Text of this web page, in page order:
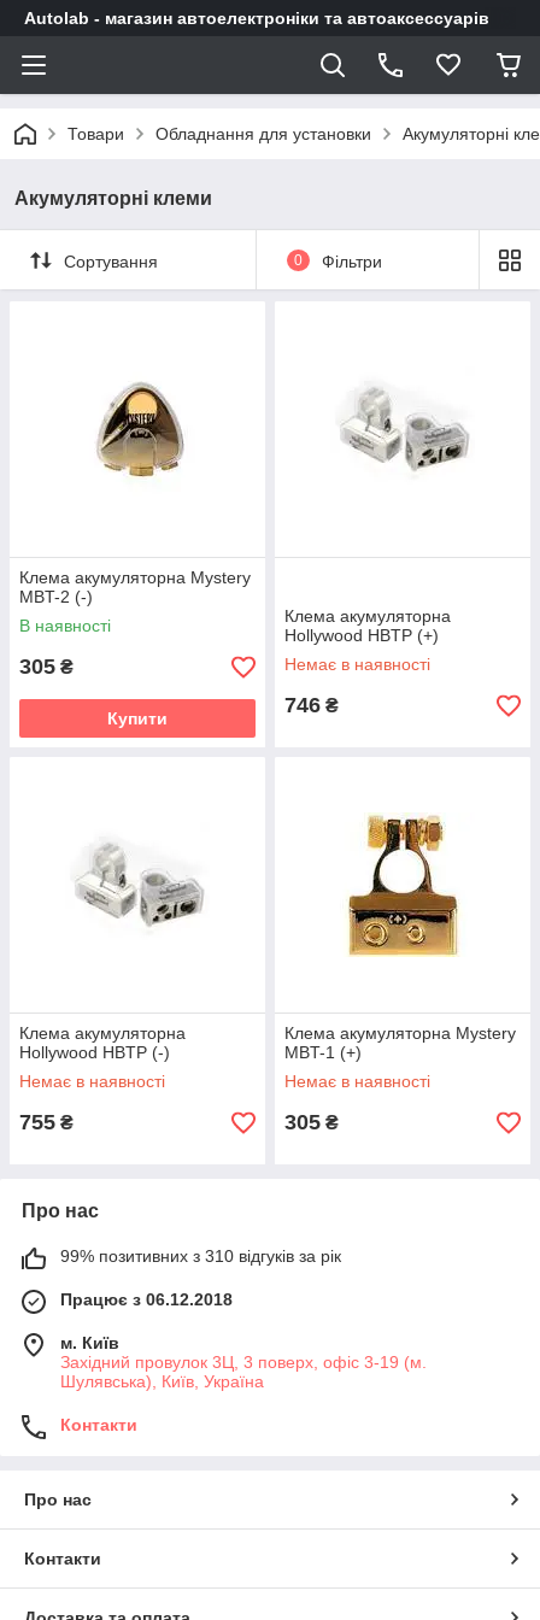
Autolab - магазин автоелектроніки та автоаксессуарів
Товари Обладнання для установки Акумуляторні
Акумуляторні клеми
Сортування 0 Фільтри
Клема акумуляторна Mystery
MBT-2 (-)
В наявності
305 ₴
Купити
Клема акумуляторна
Hollywood HBTP (+)
Немає в наявності
746 ₴
Клема акумуляторна
Hollywood HBTP (-)
Немає в наявності
755 ₴
Клема акумуляторна Mystery
MBT-1 (+)
Немає в наявності
305 ₴
Про нас
99% позитивних з 310 відгуків за рік
Працює з 06.12.2018
м. Київ
Західний провулок 3Ц, 3 поверх, офіс 3-19 (м.
Шулявська), Київ, Україна
Контакти
Про нас
Контакти